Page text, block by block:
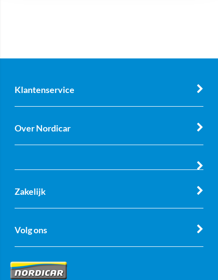
Klantenservice
Over Nordicar
Zakelijk
Volg ons